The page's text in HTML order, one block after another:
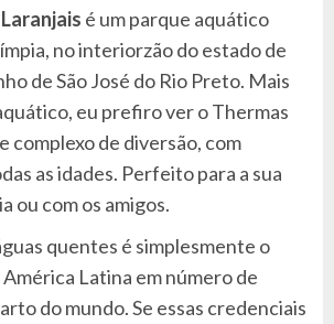
é um parque aquático
no interiorzão do estado de
de São José do Rio Preto. Mais
eu prefiro ver o Thermas
complexo de diversão, com
as idades. Perfeito para a sua
ou com os amigos.
quentes é simplesmente o
Latina em número de
do mundo. Se essas credenciais